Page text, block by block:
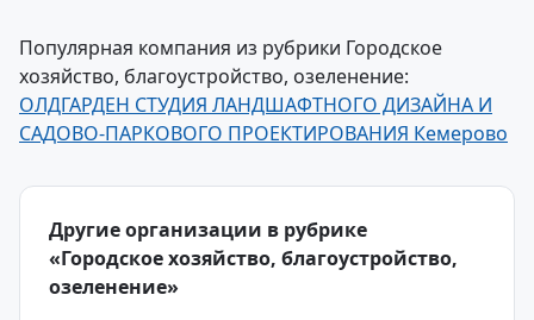
Популярная компания из рубрики Городское
хозяйство, благоустройство, озеленение:
ОЛДГАРДЕН СТУДИЯ ЛАНДШАФТНОГО ДИЗАЙНА И
САДОВО-ПАРКОВОГО ПРОЕКТИРОВАНИЯ Кемерово
Другие организации в рубрике
«Городское хозяйство, благоустройство,
озеленение»